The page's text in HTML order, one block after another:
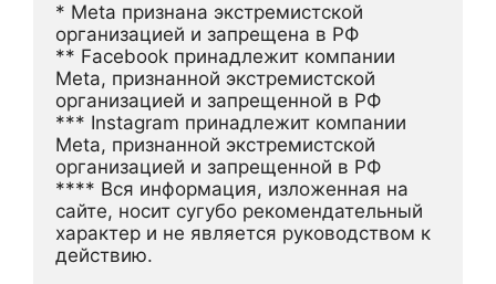
* Meta признана экстремистской
организацией и запрещена в РФ
** Facebook принадлежит компании
Meta, признанной экстремистской
организацией и запрещенной в РФ
*** Instagram принадлежит компании
Meta, признанной экстремистской
организацией и запрещенной в РФ
**** Вся информация, изложенная на
сайте, носит сугубо рекомендательный
характер и не является руководством к
действию.